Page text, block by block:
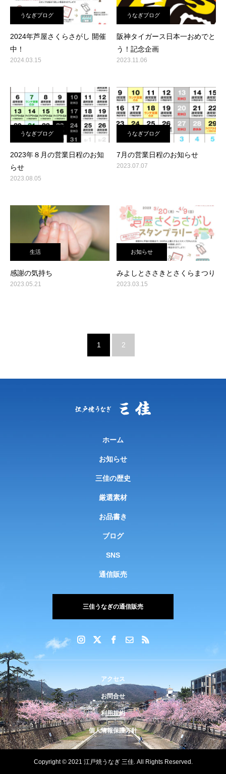
うなぎブログ
2024年芦屋さくらさがし 開催
中！
2024.03.15
うなぎブログ
阪神タイガース日本一おめでと
う！記念企画
2023.11.06
うなぎブログ
2023年８月の営業日程のお知
らせ
2023.08.05
うなぎブログ
7月の営業日程のお知らせ
2023.07.07
生活
感謝の気持ち
2023.05.21
お知らせ
みよしとささきとさくらまつり
2023.03.15
1 2
ホーム
お知らせ
三佳の歴史
厳選素材
お品書き
ブログ
SNS
通信販売
三佳うなぎの通信販売
アクセス
お問合せ
利用規約
個人情報保護方針
Copyright © 2021 江戸焼うなぎ 三佳. All Rights Reserved.